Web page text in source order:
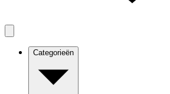
Categorieën